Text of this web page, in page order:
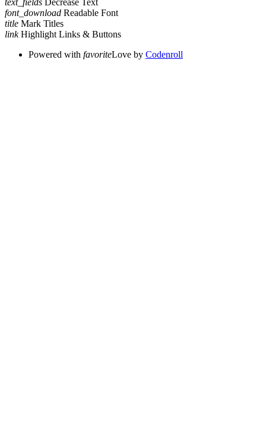
font_download Readable Font
title Mark Titles
link Highlight Links & Buttons
Powered with favoriteLove by Codenroll